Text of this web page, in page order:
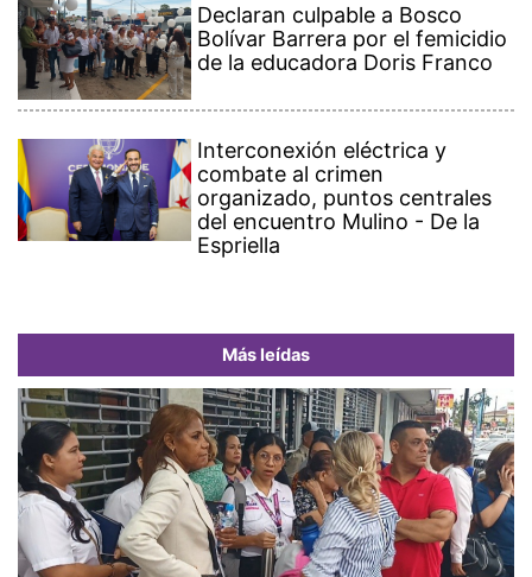
Declaran culpable a Bosco
Bolívar Barrera por el femicidio
de la educadora Doris Franco
Interconexión eléctrica y
combate al crimen
organizado, puntos centrales
del encuentro Mulino - De la
Espriella
Más leídas